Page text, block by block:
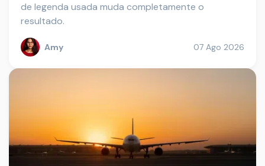
de legenda usada muda completamente o
resultado.
Amy 07 Ago 2026